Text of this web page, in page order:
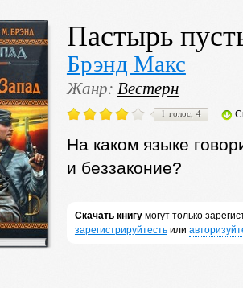
Пастырь
Брэнд Макс
Жанр: Вестерн
1 голос, 4
На каком языке
и беззаконие?
Скачать книгумогут только
зарегистрируйтестьили